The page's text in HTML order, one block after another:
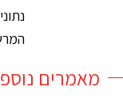
מאמרים